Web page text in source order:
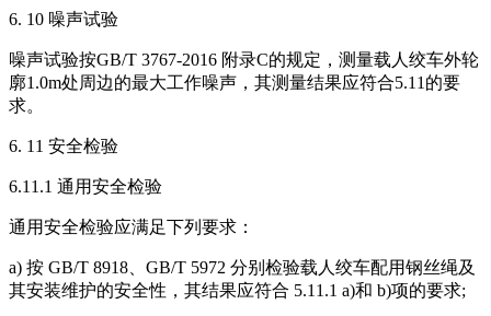
6. 10 噪声试验
噪声试验按GB/T 3767-2016 附录C的规定，测量载人绞车外轮
廓1.0m处周边的最大工作噪声，其测量结果应符合5.11的要
求。
6. 11 安全检验
6.11.1 通用安全检验
通用安全检验应满足下列要求：
a) 按 GB/T 8918、GB/T 5972 分别检验载人绞车配用钢丝绳及
其安装维护的安全性，其结果应符合 5.11.1 a)和 b)项的要求;